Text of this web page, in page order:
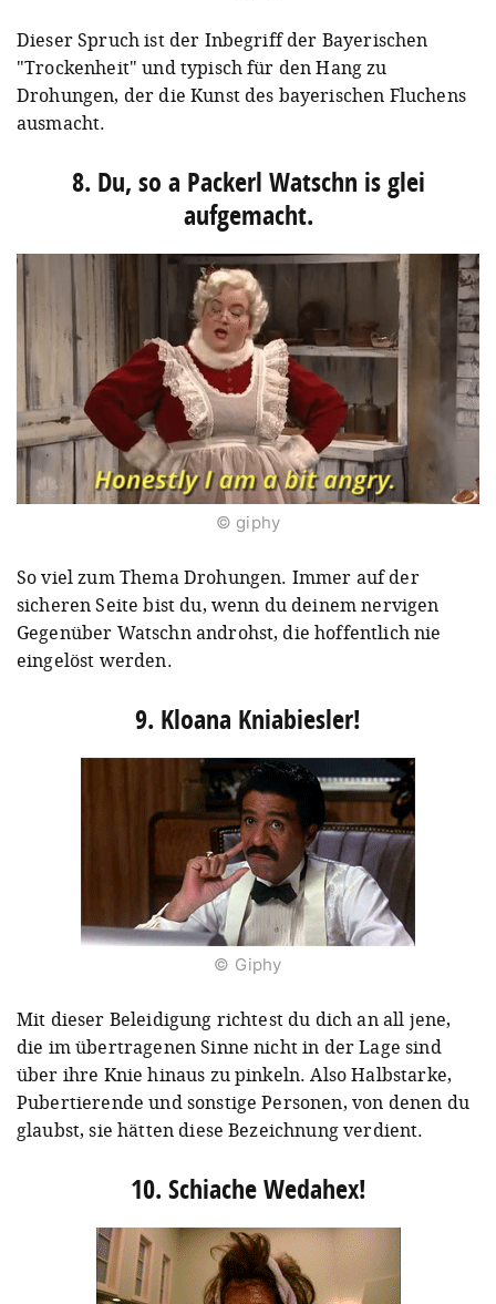
Dieser Spruch ist der Inbegriff der Bayerischen
"Trockenheit" und typisch für den Hang zu
Drohungen, der die Kunst des bayerischen Fluchens
ausmacht.
8. Du, so a Packerl Watschn is glei
aufgemacht.
© giphy
So viel zum Thema Drohungen. Immer auf der
sicheren Seite bist du, wenn du deinem nervigen
Gegenüber Watschn androhst, die hoffentlich nie
eingelöst werden.
9. Kloana Kniabiesler!
© Giphy
Mit dieser Beleidigung richtest du dich an all jene,
die im übertragenen Sinne nicht in der Lage sind
über ihre Knie hinaus zu pinkeln. Also Halbstarke,
Pubertierende und sonstige Personen, von denen du
glaubst, sie hätten diese Bezeichnung verdient.
10. Schiache Wedahex!